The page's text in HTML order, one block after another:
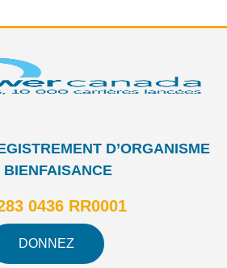
D’ORGANISME
BIENFAISANCE
0436 RR0001
DONNEZ